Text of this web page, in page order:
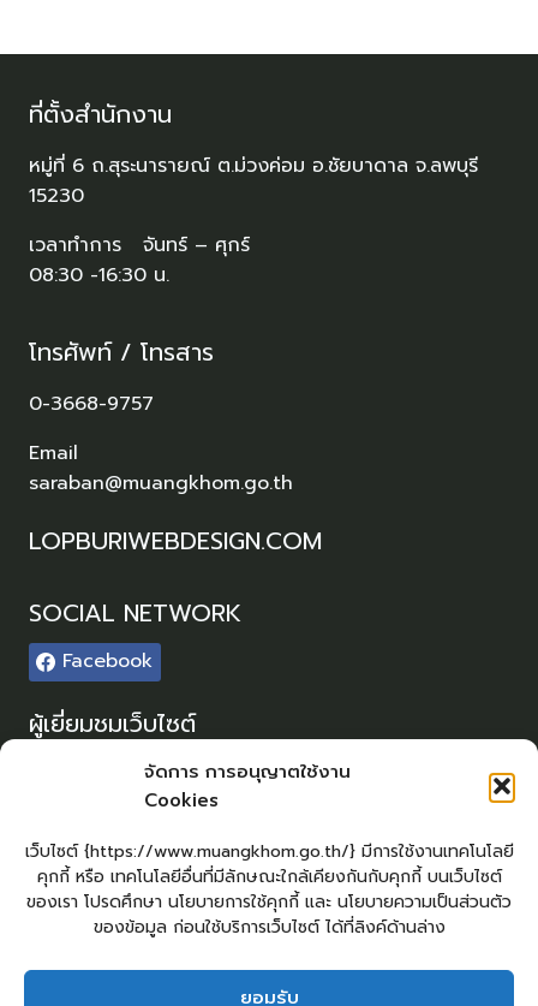
จัดการ การอนุญาตใช้งาน
Cookies
เว็บไซต์ {https://www.muangkhom.go.th/} มีการใช้งานเทคโนโลยี
คุกกี้ หรือ เทคโนโลยีอื่นที่มีลักษณะใกล้เคียงกันกับคุกกี้ บนเว็บไซต์
ของเรา โปรดศึกษา นโยบายการใช้คุกกี้ และ นโยบายความเป็นส่วนตัว
ของข้อมูล ก่อนใช้บริการเว็บไซต์ ได้ที่ลิงค์ด้านล่าง
ยอมรับ
ที่ตั้งสำนักงาน
หมู่ที่ 6 ถ.สุระนารายณ์ ต.ม่วงค่อม อ.ชัยบาดาล จ.ลพบุรี
15230
เวลาทำการ จันทร์ – ศุกร์
08:30 -16:30 น.
โทรศัพท์ / โทรสาร
0-3668-9757
Email
saraban@muangkhom.go.th
LOPBURIWEBDESIGN.COM
SOCIAL NETWORK
Facebook
ผู้เยี่ยมชมเว็บไซต์
0
แผนผังเว็บไซต์
Login
เข้าสู่ระบบ